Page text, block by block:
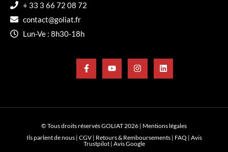
+ 33 3 66 72 08 72
contact@goliat.fr
Lun-Ve : 8h30-18h
© Tous droits réservés GOLIAT 2026 | Mentions légales
Ils parlent de nous| CGV| Retours & Remboursements| FAQ | Avis
Trustpilot| Avis Google